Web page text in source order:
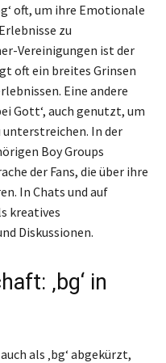
oft, um ihre Emotionale
zu
Vereinigungen ist der
oft ein breites Grinsen
Eine andere
Gott‘, auch genutzt, um
unterstreichen. In der
Boy Groups
der Fans, die über ihre
In Chats und auf
kreatives
Diskussionen.
‚bg‘ in
als ‚bg‘ abgekürzt,